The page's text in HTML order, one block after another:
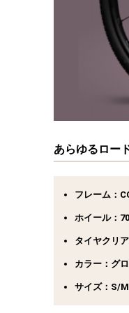
あらゆるロー
フレーム：
ホイール：
タイヤクリ
カラー：グ
サイズ：S/